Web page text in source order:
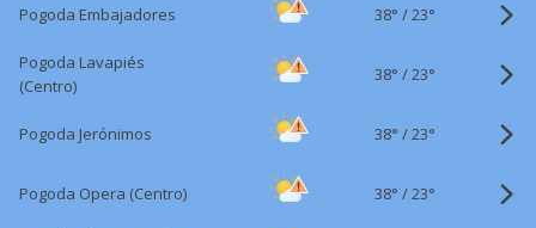
Pogoda Embajadores 38° /23°
Pogoda Lavapiés
(Centro)
38° /23°
Pogoda Jerónimos 38° /23°
Pogoda Opera (Centro) 38° /23°